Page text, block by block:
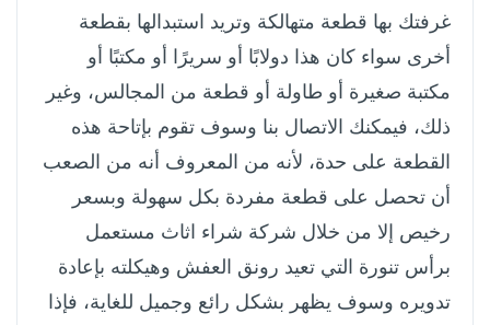
غرفتك بها قطعة متهالكة وتريد استبدالها بقطعة
أخرى سواء كان هذا دولابًا أو سريرًا أو مكتبًا أو
مكتبة صغيرة أو طاولة أو قطعة من المجالس، وغير
ذلك، فيمكنك الاتصال بنا وسوف تقوم بإتاحة هذه
القطعة على حدة، لأنه من المعروف أنه من الصعب
أن تحصل على قطعة مفردة بكل سهولة وبسعر
رخيص إلا من خلال شركة شراء اثاث مستعمل
برأس تنورة التي تعيد رونق العفش وهيكلته بإعادة
تدويره وسوف يظهر بشكل رائع وجميل للغاية، فإذا